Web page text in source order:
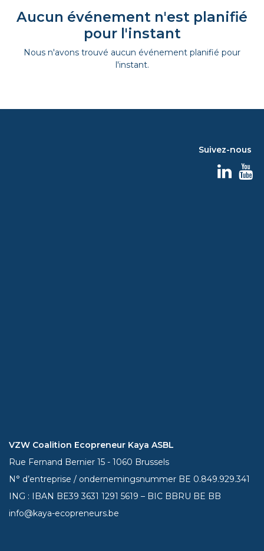
Aucun événement n'est planifié
pour l'instant
Nous n'avons trouvé aucun événement planifié pour
l'instant.
Suivez-nous
VZW Coalition Ecopreneur Kaya ASBL
Rue Fernand Bernier 15 - 1060 Brussels
N° d’entreprise / ondernemingsnummer BE 0.849.929.341
ING : IBAN BE393631 1291 5619 – BIC BBRU BE BB
info@kaya-ecopreneurs.be